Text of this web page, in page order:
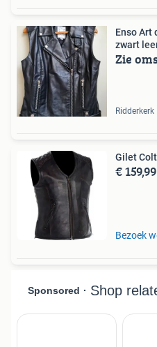
Enso Art
zwart
Zie
Ridderkerk
Gilet
€ 159,99
Bezoek